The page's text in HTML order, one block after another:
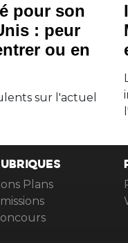
pour son
: peur
ou en
sur l'actuel
Plans